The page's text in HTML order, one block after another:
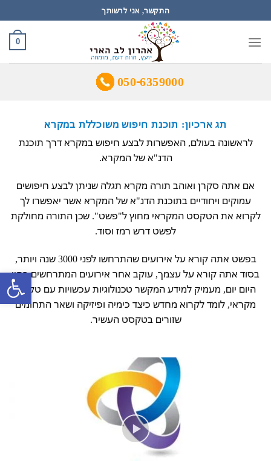
פתח
to
content
התקשר, אני לרשותך
0
050-6359000
תג ארכיון: תוכנת חיפוש משוכללת במקרא
לראשונה בעולם, האפשרות לבצע חיפוש במקרא דרך תוכנת
הדנ"א של המקרא.
אם אתה סקרן ואוהב תורה מקרא תגלה שניתן לבצע חיפושים
עמוקים ויחודיים בתוכנת הדנ"א של המקרא אשר יאפשרו לך
לקרוא את הטקסט המקראי מחוץ ל"פשט". שכן התורה מחולקת
לפשט דרש רמז וסוד.
בפשט אתה קורא על אירועים שהתרחשו לפני 3000 שנה ויותר,
בסוד אתה קורא על עצמך, עוקב אחר אירועים המתרחשים בחיי
היום יום, מעמיק למידע המקשר טכנולוגיות עכשויות עם טקסט
מקראי, לומד לקרוא מחדש כיצד כימיה ופיזיקה ושאר התחומים
שזורים בטקסט העשיר.